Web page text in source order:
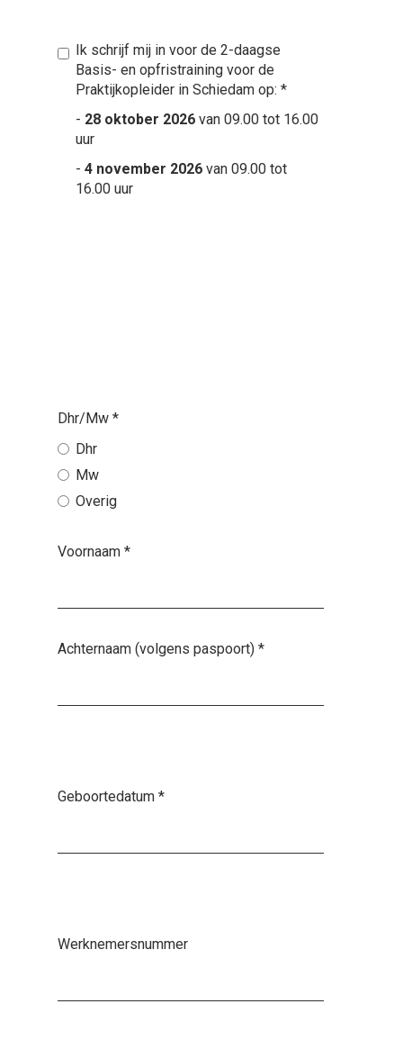
Ik schrijf mij in voor de 2-daagse
Basis- en opfristraining voor de
Praktijkopleider in Schiedam op: *
- 28 oktober 2026 van 09.00 tot 16.00
uur
- 4 november 2026 van 09.00 tot
16.00 uur
Dhr/Mw *
Dhr
Mw
Overig
Voornaam *
Achternaam (volgens paspoort) *
Geboortedatum *
Werknemersnummer